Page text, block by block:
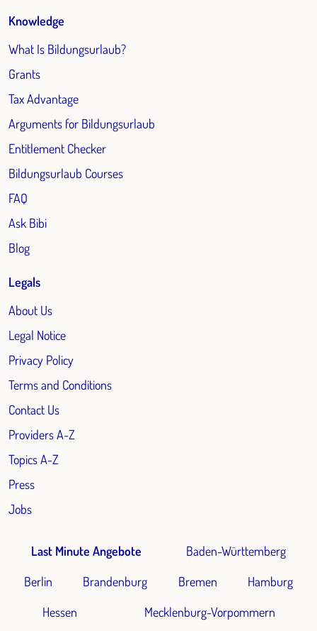
Knowledge
What Is Bildungsurlaub?
Grants
Tax Advantage
Arguments for Bildungsurlaub
Entitlement Checker
Bildungsurlaub Courses
FAQ
Ask Bibi
Blog
Legals
About Us
Legal Notice
Privacy Policy
Terms and Conditions
Contact Us
Providers A-Z
Topics A-Z
Press
Jobs
Last Minute Angebote
Baden-Württemberg
Berlin
Brandenburg Bremen
Hamburg
Hessen
Mecklenburg-Vorpommern